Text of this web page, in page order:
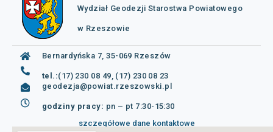
Wydział Geodezji Starostwa Powiatowego
w Rzeszowie
Bernardyńska 7, 35-069 Rzeszów
tel.:(17) 230 08 49, (17) 230 08 23
geodezja@powiat.rzeszowski.pl
godziny pracy: pn – pt 7:30-15:30
szczegółowe dane kontaktowe